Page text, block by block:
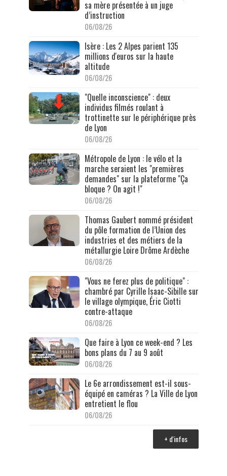
sa mère présentée à un juge
d’instruction
06/08/26
Isère : Les 2 Alpes parient 135
millions d'euros sur la haute
altitude
06/08/26
"Quelle inconscience" : deux
individus filmés roulant à
trottinette sur le périphérique près
de Lyon
06/08/26
Métropole de Lyon : le vélo et la
marche seraient les "premières
demandes" sur la plateforme "Ça
bloque ? On agit !"
06/08/26
Thomas Gaubert nommé président
du pôle formation de l’Union des
industries et des métiers de la
métallurgie Loire Drôme Ardèche
06/08/26
"Vous ne ferez plus de politique" :
chambré par Cyrille Isaac-Sibille sur
le village olympique, Éric Ciotti
contre-attaque
06/08/26
Que faire à Lyon ce week-end ? Les
bons plans du 7 au 9 août
06/08/26
Le 6e arrondissement est-il sous-
équipé en caméras ? La Ville de Lyon
entretient le flou
06/08/26
+ d'infos